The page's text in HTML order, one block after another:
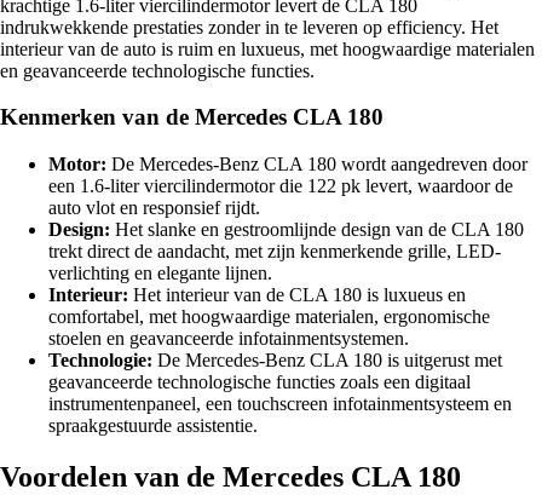
krachtige 1.6-liter viercilindermotor levert de CLA 180
indrukwekkende prestaties zonder in te leveren op efficiency. Het
interieur van de auto is ruim en luxueus, met hoogwaardige materialen
en geavanceerde technologische functies.
Kenmerken van de Mercedes CLA 180
Motor: De Mercedes-Benz CLA 180 wordt aangedreven door
een 1.6-liter viercilindermotor die 122 pk levert, waardoor de
auto vlot en responsief rijdt.
Design: Het slanke en gestroomlijnde design van de CLA 180
trekt direct de aandacht, met zijn kenmerkende grille, LED-
verlichting en elegante lijnen.
Interieur: Het interieur van de CLA 180 is luxueus en
comfortabel, met hoogwaardige materialen, ergonomische
stoelen en geavanceerde infotainmentsystemen.
Technologie: De Mercedes-Benz CLA 180 is uitgerust met
geavanceerde technologische functies zoals een digitaal
instrumentenpaneel, een touchscreen infotainmentsysteem en
spraakgestuurde assistentie.
Voordelen van de Mercedes CLA 180